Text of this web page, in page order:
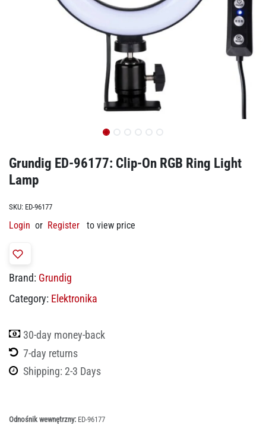
Grundig ED-96177: Clip-On RGB Ring Light
Lamp
SKU: ED-96177
Login or Register to view price
Brand: Grundig
Category: Elektronika
30-day money-back
7-day returns
Shipping: 2-3 Days
Odnośnik wewnętrzny: ED-96177